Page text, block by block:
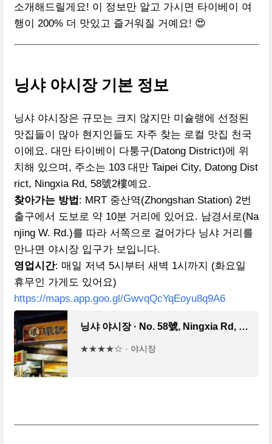
소개해드릴게요! 이 정보만 알고 가시면 타이베이 여
행이 200% 더 맛있고 즐거워질 거예요! 😍
닝샤 야시장 기본 정보
닝샤 야시장은 규모는 크지 않지만 미슐랭에 선정된
맛집들이 많아 현지인들도 자주 찾는 로컬 맛집 천국
이에요. 대만 타이베이 다퉁구(Datong District)에 위
치해 있으며, 주소는 103 대만 Taipei City, Datong Dist
rict, Ningxia Rd, 58號2樓예요.
찾아가는 방법 : MRT 중산역(Zhongshan Station) 2번
출구에서 도보로 약 10분 거리에 있어요. 남경서로(Na
njing W. Rd.)를 따라 서쪽으로 걸어가다 닝샤 거리를
만나면 야시장 입구가 보입니다.
영업시간: 매일 저녁 5시부터 새벽 1시까지 (화요일
휴무인 가게도 있어요)
https://maps.app.goo.gl/GwvqQcYqEoyu8q9A6
닝샤 야시장 · No. 58號, Ningxia Rd, Datong District, Taipei City, 대만 103
★★★★☆ · 야시장